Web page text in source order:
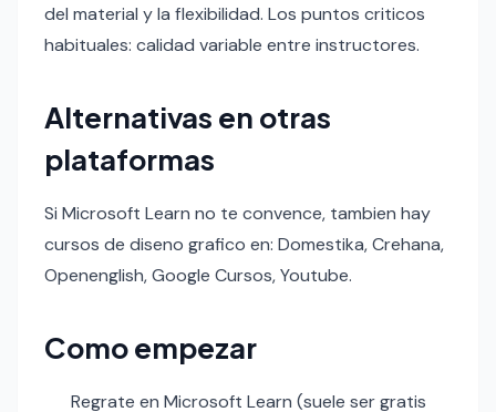
del material y la flexibilidad. Los puntos criticos
habituales: calidad variable entre instructores.
Alternativas en otras
plataformas
Si Microsoft Learn no te convence, tambien hay
cursos de diseno grafico en: Domestika, Crehana,
Openenglish, Google Cursos, Youtube.
Como empezar
Regrate en Microsoft Learn (suele ser gratis